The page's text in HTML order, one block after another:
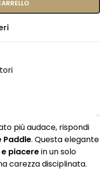
più audace, rispondi
Paddle. Questa elegante
piacerein un solo
carezza disciplinata.